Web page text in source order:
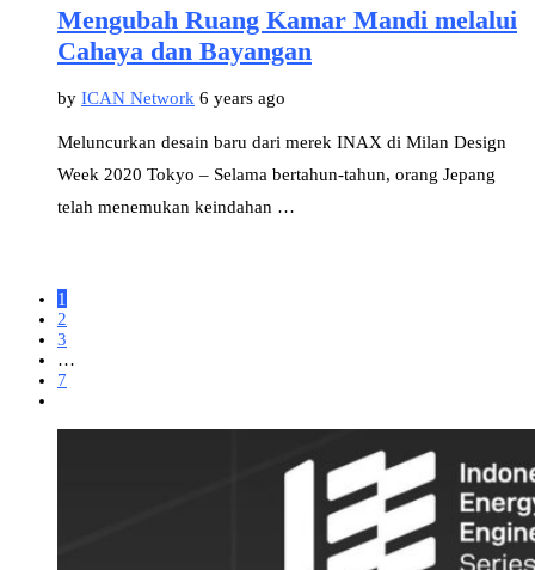
Mengubah Ruang Kamar Mandi melalui
Cahaya dan Bayangan
by ICAN Network 6 years ago
Meluncurkan desain baru dari merek INAX di Milan Design
Week 2020 Tokyo – Selama bertahun-tahun, orang Jepang
telah menemukan keindahan …
1
2
3
…
7